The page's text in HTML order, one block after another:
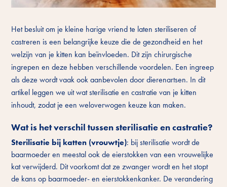
Het besluit om je kleine harige vriend te laten steriliseren of
castreren is een belangrijke keuze die de gezondheid en het
welzijn van je kitten kan beïnvloeden. Dit zijn chirurgische
ingrepen en deze hebben verschillende voordelen. Een ingreep
als deze wordt vaak ook aanbevolen door dierenartsen. In dit
artikel leggen we uit wat sterilisatie en castratie van je kitten
inhoudt, zodat je een weloverwogen keuze kan maken.
Wat is het verschil tussen sterilisatie en castratie?
Sterilisatie bij katten (vrouwtje): bij sterilisatie wordt de
baarmoeder en meestal ook de eierstokken van een vrouwelijke
kat verwijderd. Dit voorkomt dat ze zwanger wordt en het stopt
de kans op baarmoeder- en eierstokkenkanker. De verandering